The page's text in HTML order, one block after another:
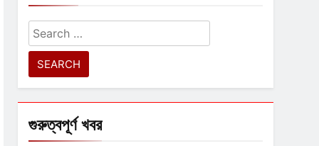
Search
for:
গুরুত্বপূর্ণ খবর